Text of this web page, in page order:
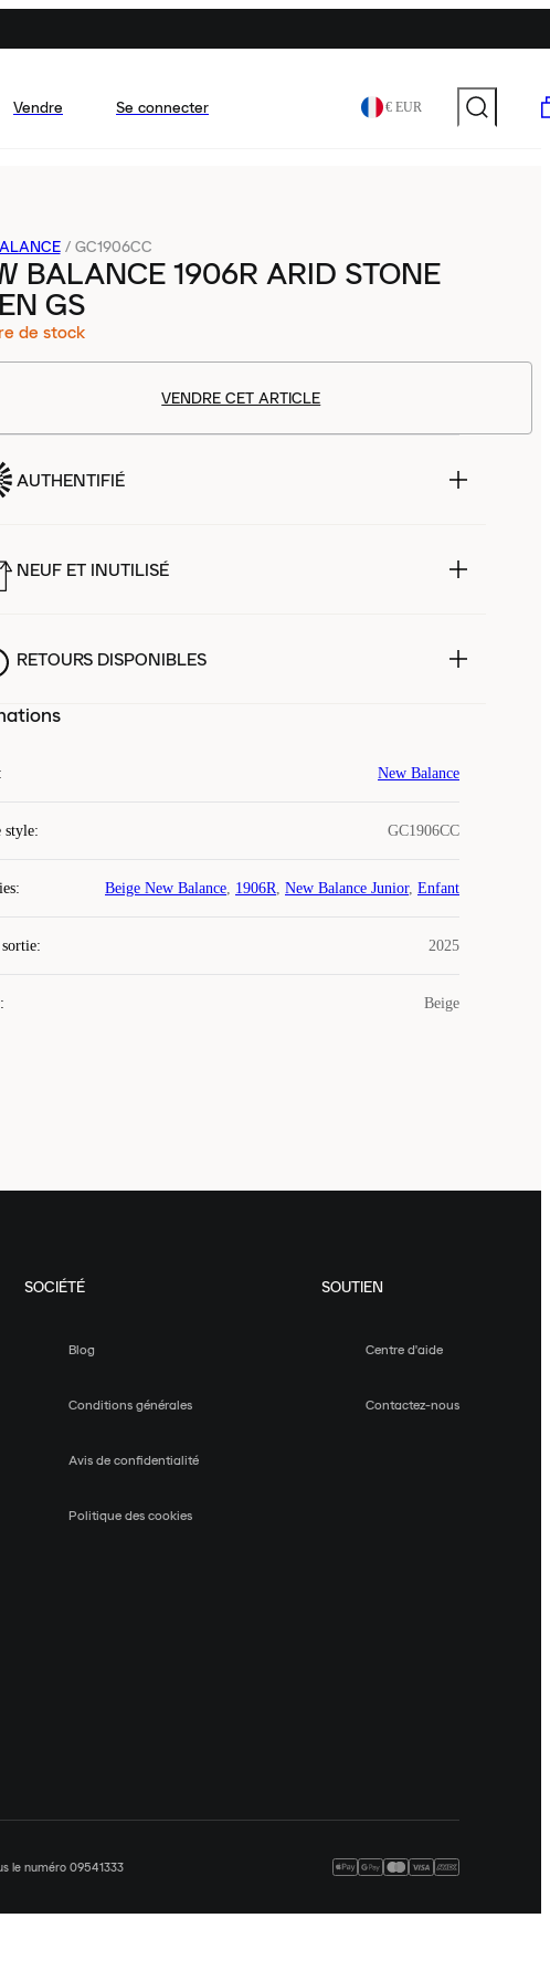
Vendre Se connecter € EUR
/ GC1906CC
BALANCE 1906R ARID STONE
GS
de stock
VENDRE CET ARTICLE
AUTHENTIFIÉ
NEUF ET INUTILISÉ
RETOURS DISPONIBLES
New Balance
style: GC1906CC
: Beige New Balance, 1906R, New Balance Junior, Enfant
: 2025
: Beige
SOCIÉTÉ
Blog
Conditions générales
Avis de confidentialité
Politique des cookies
SOUTIEN
Centre d'aide
Contactez-nous
le numéro 09541333